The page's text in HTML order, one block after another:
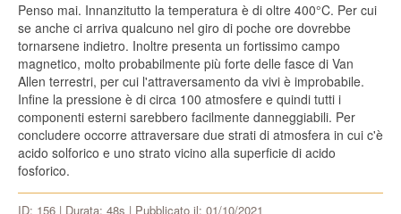
Penso mai. Innanzitutto la temperatura è di oltre 400°C. Per cui
se anche ci arriva qualcuno nel giro di poche ore dovrebbe
tornarsene indietro. Inoltre presenta un fortissimo campo
magnetico, molto probabilmente più forte delle fasce di Van
Allen terrestri, per cui l'attraversamento da vivi è improbabile.
Infine la pressione è di circa 100 atmosfere e quindi tutti i
componenti esterni sarebbero facilmente danneggiabili. Per
concludere occorre attraversare due strati di atmosfera in cui c'è
acido solforico e uno strato vicino alla superficie di acido
fosforico.
ID: 156 | Durata: 48s | Pubblicato il: 01/10/2021